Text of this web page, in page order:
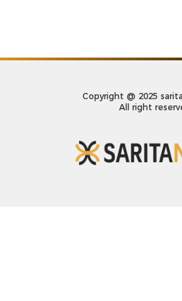
Copyright @ 2025
All right